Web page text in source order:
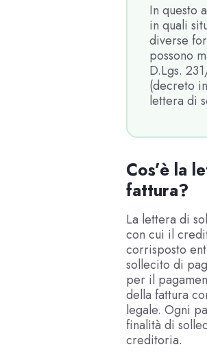
In questo
in quali
diverse
possono
D.Lgs.
(decreto
lettera di
Cos’è la
fattura?
La lettera di
con cui il
corrisposto
sollecito di
per il
della fattura
legale. Ogni
finalità di
creditoria.